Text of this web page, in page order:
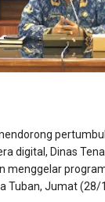
digital, Dinas
menggelar
Tuban, Jumat (28/